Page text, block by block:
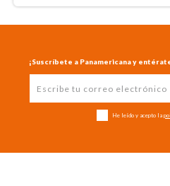
¡Suscríbete a Panamericana y
He leído y acepto la